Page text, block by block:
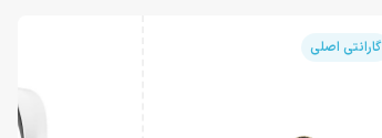
گارانتی اصلی